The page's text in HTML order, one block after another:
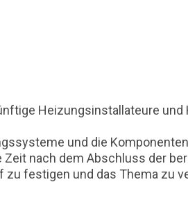
Heizungsinstallateure
und die
nach dem Abschluss der
festigen und das Thema zu